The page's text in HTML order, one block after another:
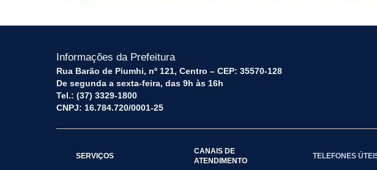
Informações da Prefeitura
Rua Barão de Piumhi, nº 121, Centro – CEP: 35570-128
De segunda a sexta-feira, das 9h às 16h
Tel.: (37) 3329-1800
CNPJ: 16.784.720/0001-25
SERVIÇOS
CANAIS DE
ATENDIMENTO
TELEFONES